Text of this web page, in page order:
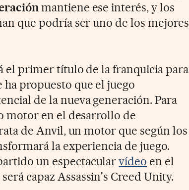
mantiene ese interés, y los
que podría ser uno de los mejores
el primer título de la franquicia para
ha propuesto que el juego
de la nueva generación. Para
motor en el desarrollo de
de Anvil, un motor que según los
la experiencia de juego.
un espectacularvídeo en el
capaz Assassin's Creed Unity.